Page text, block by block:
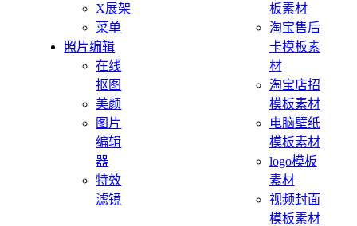
X展架
菜单
照片编辑
在线
抠图
美颜
图片
编辑
器
特效
滤镜
板素材
淘宝售后
卡模板素
材
淘宝店招
模板素材
电脑壁纸
模板素材
logo模板
素材
视频封面
模板素材